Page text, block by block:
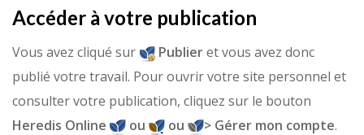
Accéder à votre publication
Vous avez cliqué sur Publieret vous avez donc
publié votre travail. Pour ouvrir votre site personnel et
consulter votre publication, cliquez sur le bouton
Heredis Online
ou ou > Gérer mon compte.